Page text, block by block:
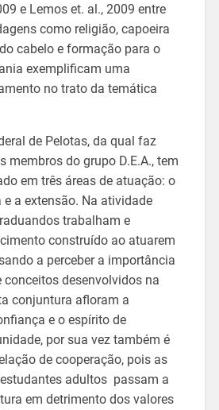
e Lemos et. al., 2009 entre
como religião, capoeira
cabelo e formação para o
exemplificam uma
no trato da temática
de Pelotas, da qual faz
membros do grupo D.E.A., tem
em três áreas de atuação: o
a extensão. Na atividade
trabalham e
construído ao atuarem
a perceber a importância
desenvolvidos na
conjuntura afloram a
e o espírito de
por sua vez também é
de cooperação, pois as
adultos passam a
em detrimento dos valores